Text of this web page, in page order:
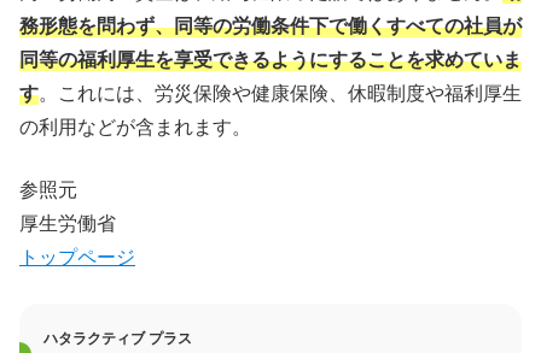
務形態を問わず、同等の労働条件下で働くすべての社員が
同等の福利厚生を享受できるようにすることを求めていま
す。これには、労災保険や健康保険、休暇制度や福利厚生
の利用などが含まれます。
参照元
厚生労働省
トップページ
ハタラクティブ プラス